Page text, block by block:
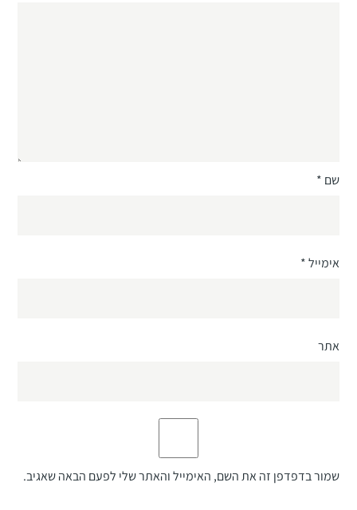
שם *
אימייל*
אתר
שמור בדפדפן זה את השם, האימייל והאתר שלי לפעם הבאה שאגיב.